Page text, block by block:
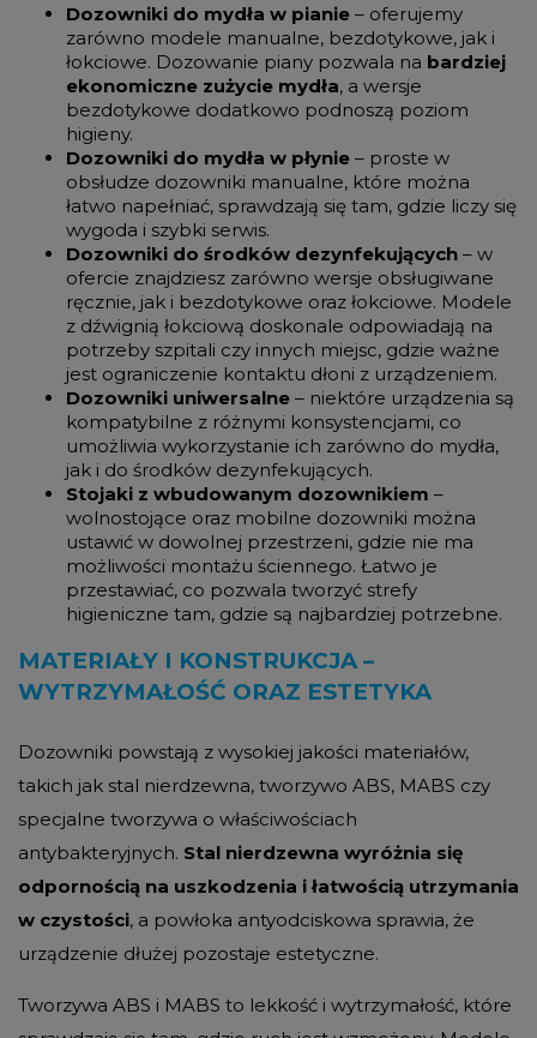
Dozowniki do mydła w pianie – oferujemy
zarówno modele manualne, bezdotykowe, jak i
łokciowe. Dozowanie piany pozwala na bardziej
ekonomiczne zużycie mydła, a wersje
bezdotykowe dodatkowo podnoszą poziom
higieny.
Dozowniki do mydła w płynie – proste w
obsłudze dozowniki manualne, które można
łatwo napełniać, sprawdzają się tam, gdzie liczy się
wygoda i szybki serwis.
Dozowniki do środków dezynfekujących – w
ofercie znajdziesz zarówno wersje obsługiwane
ręcznie, jak i bezdotykowe oraz łokciowe. Modele
z dźwignią łokciową doskonale odpowiadają na
potrzeby szpitali czy innych miejsc, gdzie ważne
jest ograniczenie kontaktu dłoni z urządzeniem.
Dozowniki uniwersalne – niektóre urządzenia są
kompatybilne z różnymi konsystencjami, co
umożliwia wykorzystanie ich zarówno do mydła,
jak i do środków dezynfekujących.
Stojaki z wbudowanym dozownikiem –
wolnostojące oraz mobilne dozowniki można
ustawić w dowolnej przestrzeni, gdzie nie ma
możliwości montażu ściennego. Łatwo je
przestawiać, co pozwala tworzyć strefy
higieniczne tam, gdzie są najbardziej potrzebne.
MATERIAŁY I KONSTRUKCJA –
WYTRZYMAŁOŚĆ ORAZ ESTETYKA
Dozowniki powstają z wysokiej jakości materiałów,
takich jak stal nierdzewna, tworzywo ABS, MABS czy
specjalne tworzywa o właściwościach
antybakteryjnych. Stal nierdzewna wyróżnia się
odpornością na uszkodzenia i łatwością utrzymania
w czystości, a powłoka antyodciskowa sprawia, że
urządzenie dłużej pozostaje estetyczne.
Tworzywa ABS i MABS to lekkość i wytrzymałość, które